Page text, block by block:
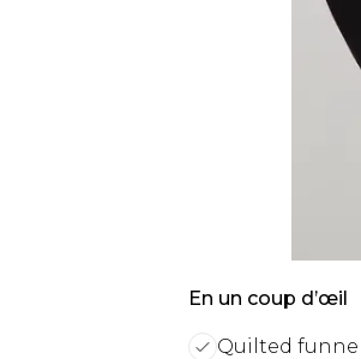
En un coup d’œil
Quilted